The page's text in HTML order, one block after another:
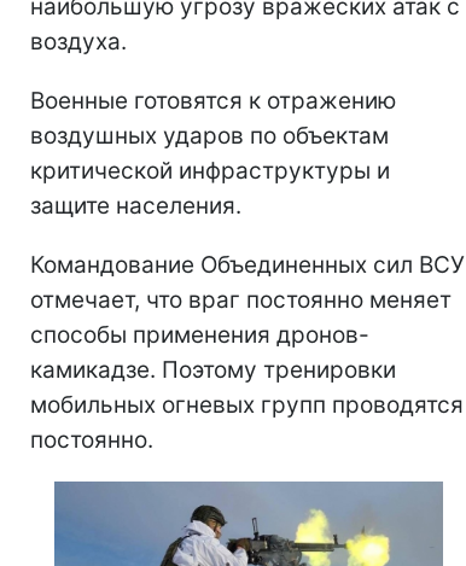
наибольшую угрозу вражеских атак с
воздуха.
Военные готовятся к отражению
воздушных ударов по объектам
критической инфраструктуры и
защите населения.
Командование Объединенных сил ВСУ
отмечает, что враг постоянно меняет
способы применения дронов-
камикадзе. Поэтому тренировки
мобильных огневых групп проводятся
постоянно.